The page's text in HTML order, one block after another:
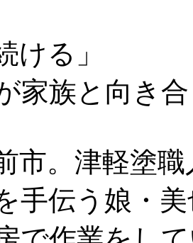
ける」
家族と向き
市。津軽塗
手伝う娘・